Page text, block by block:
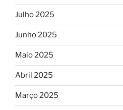
Julho 2025
Junho 2025
Maio 2025
Abril 2025
Março 2025